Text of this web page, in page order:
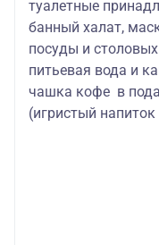
туалетные
банный халат,
посуды и
питьевая вода и
чашка кофе в
(игристый